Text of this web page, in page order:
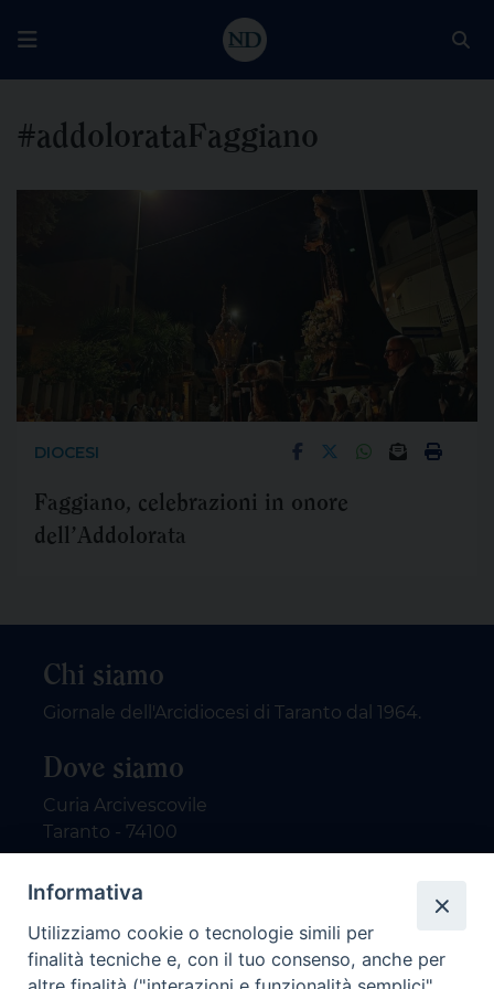
#addolorataFaggiano
DIOCESI
Faggiano, celebrazioni in onore
dell’Addolorata
Chi siamo
Giornale dell'Arcidiocesi di Taranto dal 1964.
Dove siamo
Curia Arcivescovile
Taranto - 74100
Contatti
email: redazione@nuovodialogo.com
marketing@nuovodialogo.com
Informativa
Utilizziamo cookie o tecnologie simili per
finalità tecniche e, con il tuo consenso, anche per